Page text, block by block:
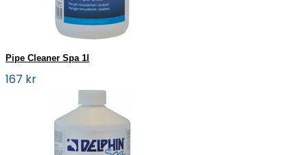
Pipe Cleaner Spa 1l
167 kr